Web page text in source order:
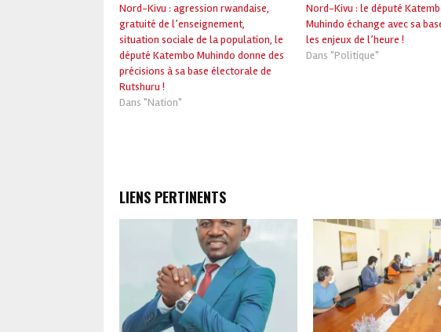
Nord-Kivu : agression rwandaise,
gratuité de l’enseignement,
situation sociale de la population, le
député Katembo Muhindo donne des
précisions à sa base électorale de
Rutshuru !
Dans "Nation"
Nord-Kivu : le député
Muhindo échange avec sa
les enjeux de l’heure !
Dans "Politique"
LIENS PERTINENTS